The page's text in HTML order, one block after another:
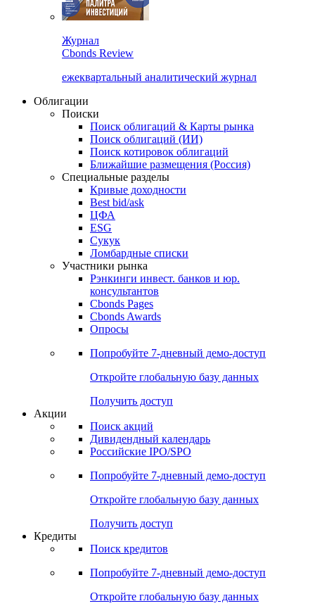
Журнал
Cbonds Review
ежеквартальный аналитический журнал
Облигации
Поиски
Поиск облигаций & Карты рынка
Поиск облигаций (ИИ)
Поиск котировок облигаций
Ближайшие размещения (Россия)
Специальные разделы
Кривые доходности
Best bid/ask
ЦФА
ESG
Сукук
Ломбардные списки
Участники рынка
Рэнкинги инвест. банков и юр.
консультантов
Cbonds Pages
Cbonds Awards
Опросы
Попробуйте 7-дневный демо-доступ
Откройте глобальную базу данных
Получить доступ
Акции
Поиск акций
Дивидендный календарь
Российские IPO/SPO
Попробуйте 7-дневный демо-доступ
Откройте глобальную базу данных
Получить доступ
Кредиты
Поиск кредитов
Попробуйте 7-дневный демо-доступ
Откройте глобальную базу данных